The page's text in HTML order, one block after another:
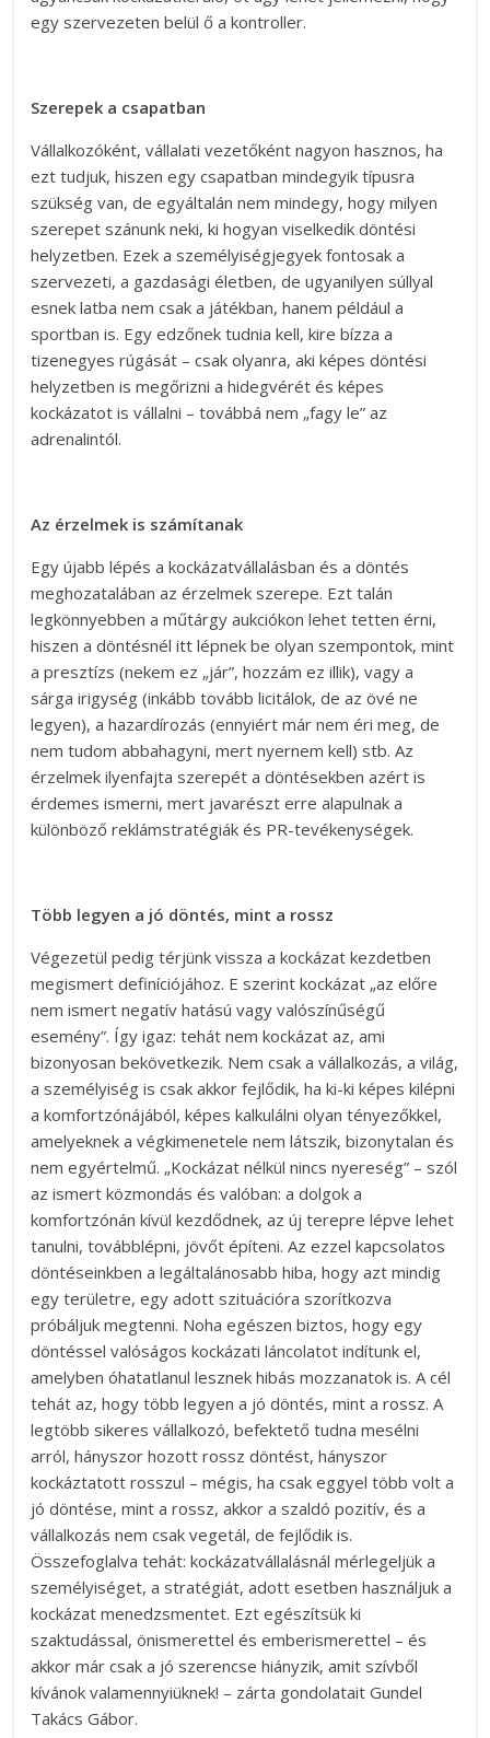
egy szervezeten belül ő a kontroller.
Szerepek a csapatban
Vállalkozóként, vállalati vezetőként nagyon hasznos, ha
ezt tudjuk, hiszen egy csapatban mindegyik típusra
szükség van, de egyáltalán nem mindegy, hogy milyen
szerepet szánunk neki, ki hogyan viselkedik döntési
helyzetben. Ezek a személyiségjegyek fontosak a
szervezeti, a gazdasági életben, de ugyanilyen súllyal
esnek latba nem csak a játékban, hanem például a
sportban is. Egy edzőnek tudnia kell, kire bízza a
tizenegyes rúgását – csak olyanra, aki képes döntési
helyzetben is megőrizni a hidegvérét és képes
kockázatot is vállalni – továbbá nem „fagy le” az
adrenalintól.
Az érzelmek is számítanak
Egy újabb lépés a kockázatvállalásban és a döntés
meghozatalában az érzelmek szerepe. Ezt talán
legkönnyebben a műtárgy aukciókon lehet tetten érni,
hiszen a döntésnél itt lépnek be olyan szempontok, mint
a presztízs (nekem ez „jár”, hozzám ez illik), vagy a
sárga irigység (inkább tovább licitálok, de az övé ne
legyen), a hazardírozás (ennyiért már nem éri meg, de
nem tudom abbahagyni, mert nyernem kell) stb. Az
érzelmek ilyenfajta szerepét a döntésekben azért is
érdemes ismerni, mert javarészt erre alapulnak a
különböző reklámstratégiák és PR-tevékenységek.
Több legyen a jó döntés, mint a rossz
Végezetül pedig térjünk vissza a kockázat kezdetben
megismert definíciójához. E szerint kockázat „az előre
nem ismert negatív hatású vagy valószínűségű
esemény”. Így igaz: tehát nem kockázat az, ami
bizonyosan bekövetkezik. Nem csak a vállalkozás, a világ,
a személyiség is csak akkor fejlődik, ha ki-ki képes kilépni
a komfortzónájából, képes kalkulálni olyan tényezőkkel,
amelyeknek a végkimenetele nem látszik, bizonytalan és
nem egyértelmű. „Kockázat nélkül nincs nyereség” – szól
az ismert közmondás és valóban: a dolgok a
komfortzónán kívül kezdődnek, az új terepre lépve lehet
tanulni, továbblépni, jövőt építeni. Az ezzel kapcsolatos
döntéseinkben a legáltalánosabb hiba, hogy azt mindig
egy területre, egy adott szituációra szorítkozva
próbáljuk megtenni. Noha egészen biztos, hogy egy
döntéssel valóságos kockázati láncolatot indítunk el,
amelyben óhatatlanul lesznek hibás mozzanatok is. A cél
tehát az, hogy több legyen a jó döntés, mint a rossz. A
legtöbb sikeres vállalkozó, befektető tudna mesélni
arról, hányszor hozott rossz döntést, hányszor
kockáztatott rosszul – mégis, ha csak eggyel több volt a
jó döntése, mint a rossz, akkor a szaldó pozitív, és a
vállalkozás nem csak vegetál, de fejlődik is.
Összefoglalva tehát: kockázatvállalásnál mérlegeljük a
személyiséget, a stratégiát, adott esetben használjuk a
kockázat menedzsmentet. Ezt egészítsük ki
szaktudással, önismerettel és emberismerettel – és
akkor már csak a jó szerencse hiányzik, amit szívből
kívánok valamennyiüknek! – zárta gondolatait Gundel
Takács Gábor.